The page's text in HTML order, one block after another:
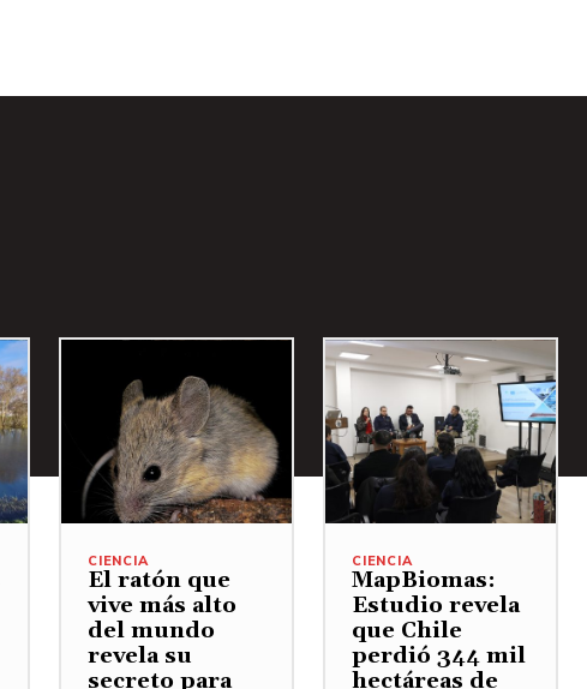
CIENCIA
El ratón que
vive más alto
del mundo
revela su
secreto para
CIENCIA
MapBiomas:
Estudio revela
que Chile
perdió 344 mil
hectáreas de